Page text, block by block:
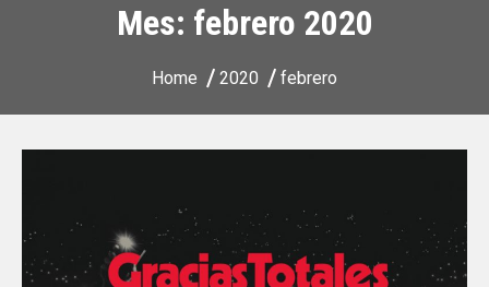
Mes: febrero 2020
Home 2020 febrero